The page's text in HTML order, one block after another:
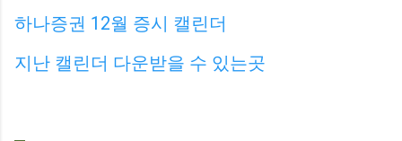
하나증권 12월 증시 캘린더
지난 캘린더 다운받을 수 있는곳